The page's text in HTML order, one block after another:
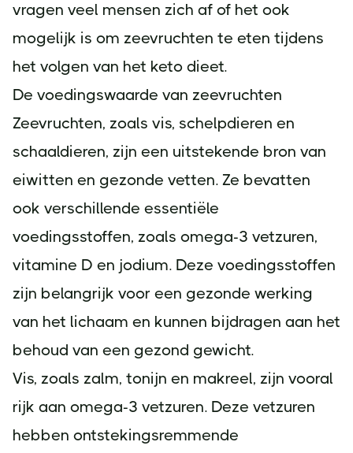
vragen veel mensen zich af of het ook
mogelijk is om zeevruchten te eten tijdens
het volgen van het keto dieet.
De voedingswaarde van zeevruchten
Zeevruchten, zoals vis, schelpdieren en
schaaldieren, zijn een uitstekende bron van
eiwitten en gezonde vetten. Ze bevatten
ook verschillende essentiële
voedingsstoffen, zoals omega-3 vetzuren,
vitamine D en jodium. Deze voedingsstoffen
zijn belangrijk voor een gezonde werking
van het lichaam en kunnen bijdragen aan het
behoud van een gezond gewicht.
Vis, zoals zalm, tonijn en makreel, zijn vooral
rijk aan omega-3 vetzuren. Deze vetzuren
hebben ontstekingsremmende